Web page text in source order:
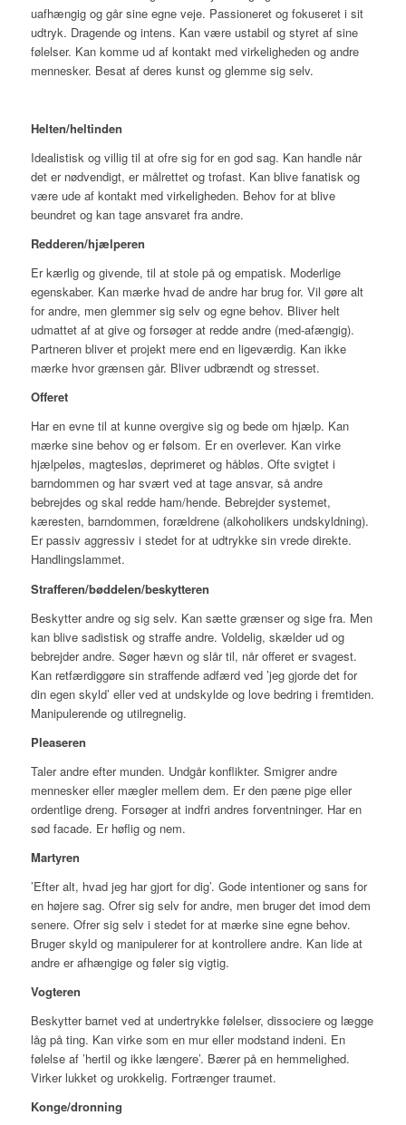
uafhængig og går sine egne veje. Passioneret og fokuseret i sit
udtryk. Dragende og intens. Kan være ustabil og styret af sine
følelser. Kan komme ud af kontakt med virkeligheden og andre
mennesker. Besat af deres kunst og glemme sig selv.
Helten/heltinden
Idealistisk og villig til at ofre sig for en god sag. Kan handle når
det er nødvendigt, er målrettet og trofast. Kan blive fanatisk og
være ude af kontakt med virkeligheden. Behov for at blive
beundret og kan tage ansvaret fra andre.
Redderen/hjælperen
Er kærlig og givende, til at stole på og empatisk. Moderlige
egenskaber. Kan mærke hvad de andre har brug for. Vil gøre alt
for andre, men glemmer sig selv og egne behov. Bliver helt
udmattet af at give og forsøger at redde andre (med-afængig).
Partneren bliver et projekt mere end en ligeværdig. Kan ikke
mærke hvor grænsen går. Bliver udbrændt og stresset.
Offeret
Har en evne til at kunne overgive sig og bede om hjælp. Kan
mærke sine behov og er følsom. Er en overlever. Kan virke
hjælpeløs, magtesløs, deprimeret og håbløs. Ofte svigtet i
barndommen og har svært ved at tage ansvar, så andre
bebrejdes og skal redde ham/hende. Bebrejder systemet,
kæresten, barndommen, forældrene (alkoholikers undskyldning).
Er passiv aggressiv i stedet for at udtrykke sin vrede direkte.
Handlingslammet.
Strafferen/bøddelen/beskytteren
Beskytter andre og sig selv. Kan sætte grænser og sige fra. Men
kan blive sadistisk og straffe andre. Voldelig, skælder ud og
bebrejder andre. Søger hævn og slår til, når offeret er svagest.
Kan retfærdiggøre sin straffende adfærd ved ’jeg gjorde det for
din egen skyld’ eller ved at undskylde og love bedring i fremtiden.
Manipulerende og utilregnelig.
Pleaseren
Taler andre efter munden. Undgår konflikter. Smigrer andre
mennesker eller mægler mellem dem. Er den pæne pige eller
ordentlige dreng. Forsøger at indfri andres forventninger. Har en
sød facade. Er høflig og nem.
Martyren
’Efter alt, hvad jeg har gjort for dig’. Gode intentioner og sans for
en højere sag. Ofrer sig selv for andre, men bruger det imod dem
senere. Ofrer sig selv i stedet for at mærke sine egne behov.
Bruger skyld og manipulerer for at kontrollere andre. Kan lide at
andre er afhængige og føler sig vigtig.
Vogteren
Beskytter barnet ved at undertrykke følelser, dissociere og lægge
låg på ting. Kan virke som en mur eller modstand indeni. En
følelse af ’hertil og ikke længere’. Bærer på en hemmelighed.
Virker lukket og urokkelig. Fortrænger traumet.
Konge/dronning